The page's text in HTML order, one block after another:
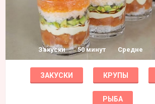
Закуски 50 минут Средне
ЗАКУСКИ КРУПЫ
РЫБА